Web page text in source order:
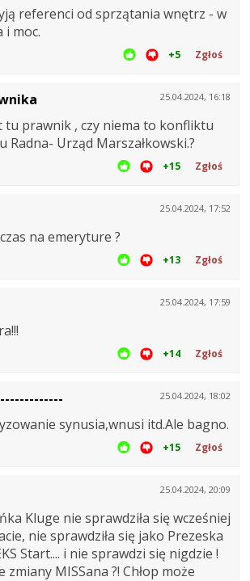
referenci od sprzątania wnętrz - w
i moc.
+5 Zgłoś
25.04.2024, 16:18
tu prawnik , czy niema to konfliktu
Radna- Urząd Marszałkowski.?
+15 Zgłoś
25.04.2024, 17:52
na emeryture ?
+13 Zgłoś
25.04.2024, 17:59
+14 Zgłoś
25.04.2024, 18:02
synusia,wnusi itd.Ale bagno.
+15 Zgłoś
25.04.2024, 20:09
Kluge nie sprawdziła się wcześniej
nie sprawdziła się jako Prezeska
Start.... i nie sprawdzi się nigdzie !
zmiany MISSana ?! Chłop może